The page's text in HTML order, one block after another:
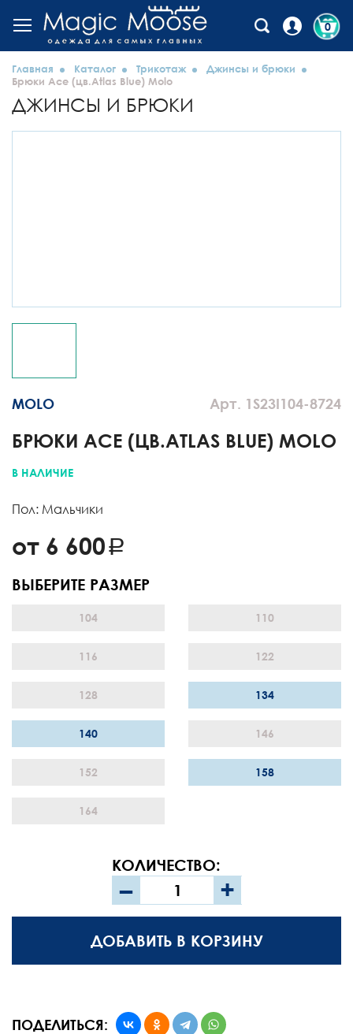
0
Главная Каталог Трикотаж
Джинсы и брюки
Брюки Ace (цв.Atlas Blue) Molo
ДЖИНСЫ И БРЮКИ
Арт. 1S23I104-8724
MOLO
БРЮКИ ACE (ЦВ.ATLAS BLUE) MOLO
В НАЛИЧИЕ
Пол: Мальчики
от 6 600
ВЫБЕРИТЕ РАЗМЕР
104 110
116 122
128 134
140 146
152 158
164
КОЛИЧЕСТВО:
– +
ДОБАВИТЬ В КОРЗИНУ
ПОДЕЛИТЬСЯ: